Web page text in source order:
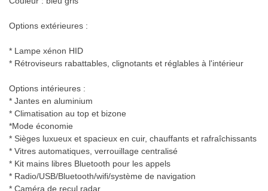
Options extérieures :
* Lampe xénon HID
* Rétroviseurs rabattables, clignotants et réglables à l'intérieur
Options intérieures :
* Jantes en aluminium
* Climatisation au top et bizone
*Mode économie
* Sièges luxueux et spacieux en cuir, chauffants et rafraîchissants
* Vitres automatiques, verrouillage centralisé
* Kit mains libres Bluetooth pour les appels
* Radio/USB/Bluetooth/wifi/système de navigation
* Caméra de recul radar